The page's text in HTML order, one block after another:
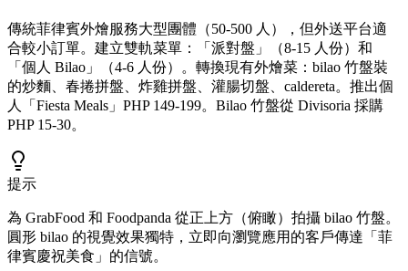
傳統菲律賓外燴服務大型團體（50-500 人），但外送平台適
合較小訂單。建立雙軌菜單：「派對盤」（8-15 人份）和
「個人 Bilao」（4-6 人份）。轉換現有外燴菜：bilao 竹盤裝
的炒麵、春捲拼盤、炸雞拼盤、灌腸切盤、caldereta。推出個
人「Fiesta Meals」PHP 149-199。Bilao 竹盤從 Divisoria 採購
PHP 15-30。
提示
為 GrabFood 和 Foodpanda 從正上方（俯瞰）拍攝 bilao 竹盤。
圓形 bilao 的視覺效果獨特，立即向瀏覽應用的客戶傳達「菲
律賓慶祝美食」的信號。